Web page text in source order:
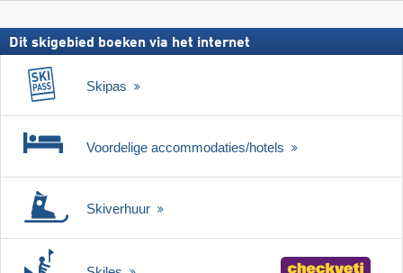
Dit skigebied boeken via het internet
Skipas
Voordelige accommodaties/hotels
Skiverhuur